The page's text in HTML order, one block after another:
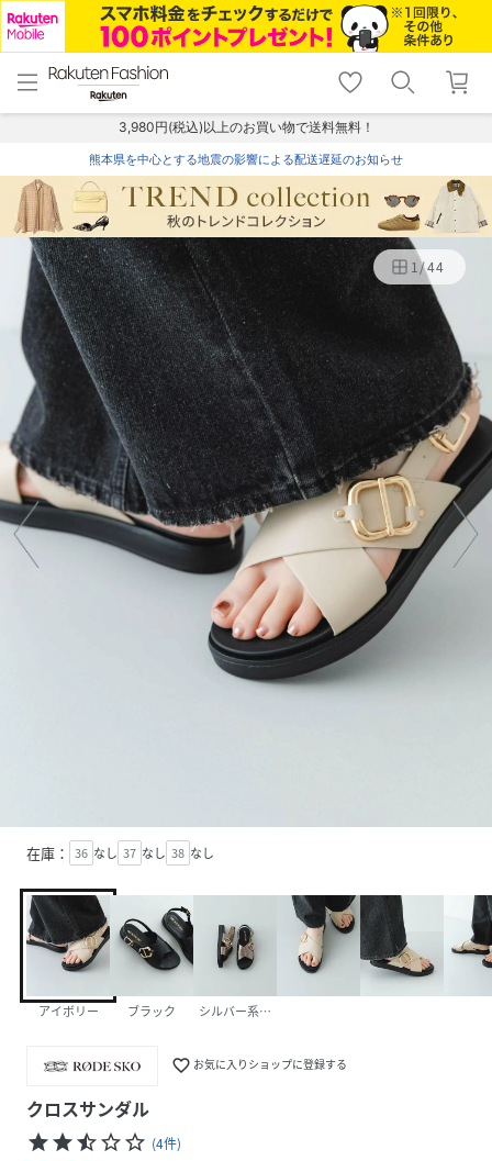
menu home
トップ
shopping_cart lock_outline
ログイン
3,980円(税込)以上のお買い物で送料無料！
熊本県を中心とする地震の影響による配送遅延のお知らせ
1/44
在庫： 36 なし 37 なし 38 なし
アイボリー ブラック シルバー系その他
favorite_border お気に入りショップに登録する
クロスサンダル
starstarstar_halfstar_borderstar_border (4件)